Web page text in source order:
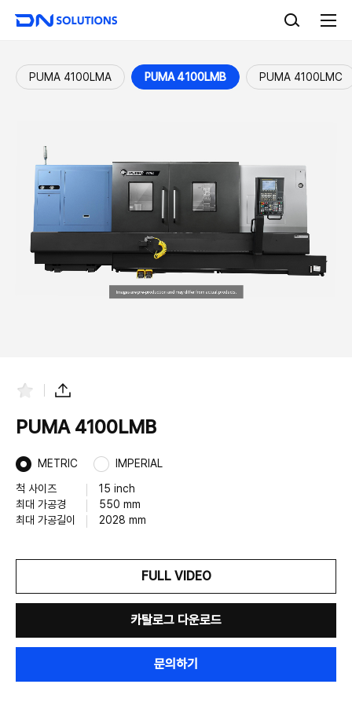
D
N
l
u
전
뉴
PUMA 4100LMA
PUMA 4100LMB PUMA 4100LMC
찾
기
공
하
기
PUMA 4100LMB
METRIC
IMPERIAL
척 사이즈
15 inch
최대 가공경
550 mm
최대 가공길이
2028 mm
FULL VIDEO
카탈로그 다운로드
문의하기